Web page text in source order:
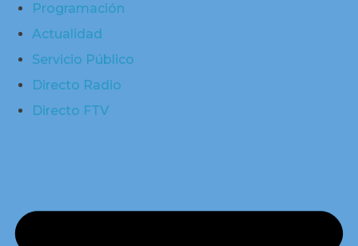
Programación
Actualidad
Servicio Público
Directo Radio
Directo FTV